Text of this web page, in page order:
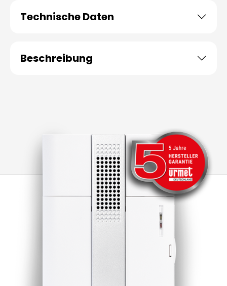
Technische Daten
Beschreibung